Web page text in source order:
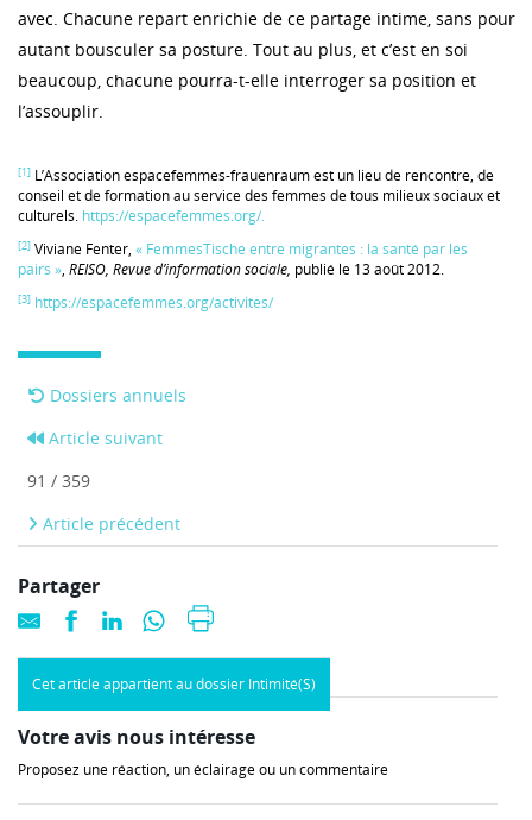
avec. Chacune repart enrichie de ce partage intime, sans pour
autant bousculer sa posture. Tout au plus, et c’est en soi
beaucoup, chacune pourra-t-elle interroger sa position et
l’assouplir.
[1] L’Association espacefemmes-frauenraum est un lieu de rencontre, de
conseil et de formation au service des femmes de tous milieux sociaux et
culturels. https://espacefemmes.org/.
[2] Viviane Fenter, « FemmesTische entre migrantes : la santé par les
pairs », REISO, Revue d’information sociale, publié le 13 août 2012.
[3] https://espacefemmes.org/activites/
Dossiers annuels
Article suivant
91 / 359
Article précédent
Partager
Cet article appartient au dossier Intimité(S)
Votre avis nous intéresse
Proposez une réaction, un éclairage ou un commentaire